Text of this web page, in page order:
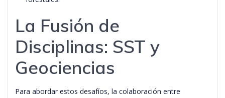
La Fusión de
Disciplinas: SST y
Geociencias
Para abordar estos desafíos, la colaboración entre